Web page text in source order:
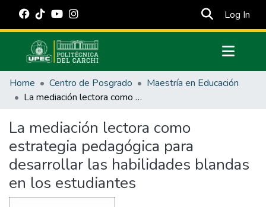
Log In
Communities & Collections
All of DSpace
Estadísticas Externas
Manuales
Home Centro de Posgrado
Maestría en Educación
La mediación lectora como estrategia pedagógica para desarrollar las habilidades blandas en los estudiantes
La mediación lectora como
estrategia pedagógica para
desarrollar las habilidades blandas
en los estudiantes